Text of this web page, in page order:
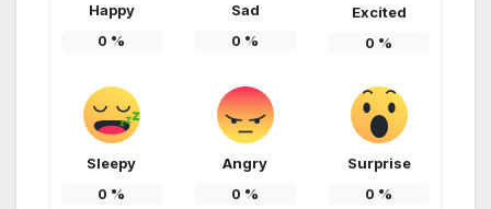
Happy
0 %
Sad
0 %
Excited
0 %
Sleepy
0 %
Angry
0 %
Surprise
0 %